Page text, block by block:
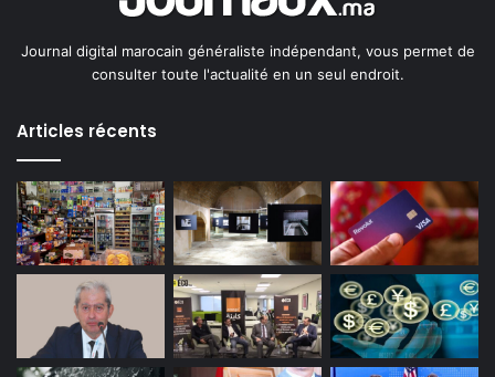
Journal digital marocain généraliste indépendant, vous permet de
consulter toute l'actualité en un seul endroit.
Articles récents